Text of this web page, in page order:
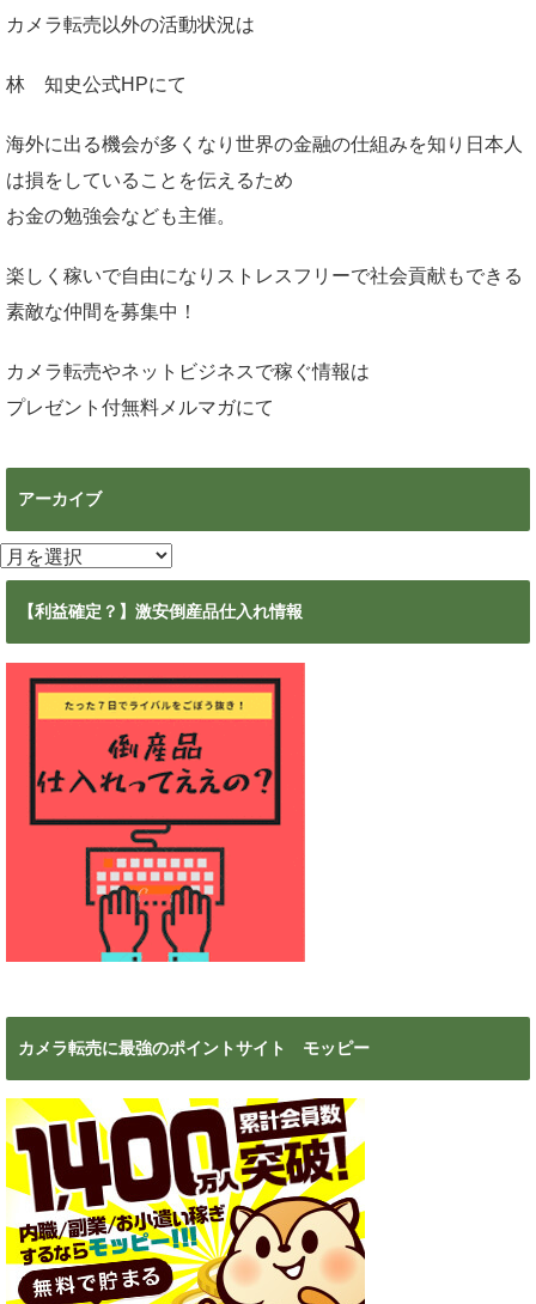
カメラ転売以外の活動状況は
林 知史公式HPにて
海外に出る機会が多くなり世界の金融の仕組みを知り日本人
は損をしていることを伝えるため
お金の勉強会なども主催。
楽しく稼いで自由になりストレスフリーで社会貢献もできる
素敵な仲間を募集中！
カメラ転売やネットビジネスで稼ぐ情報は
プレゼント付無料メルマガにて
アーカイブ
ア
ー
【利益確定？】激安倒産品仕入れ情報
カメラ転売に最強のポイントサイト モッピー